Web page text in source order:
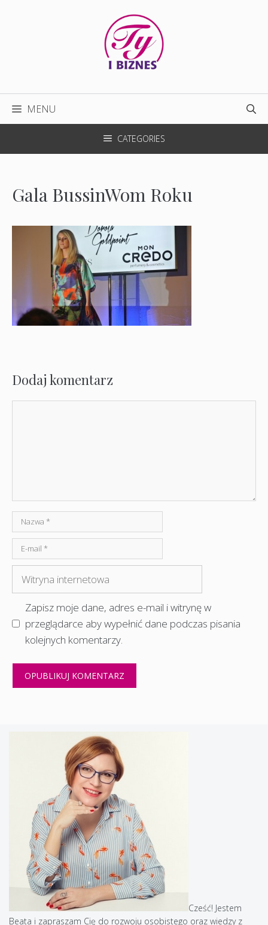
MENU
CATEGORIES
Gala BussinWom Roku
Dodaj komentarz
Nazwa
mail
internetowa
Zapisz moje dane, adres e-mail i witrynę w
przeglądarce aby wypełnić dane podczas pisania
kolejnych komentarzy.
Cześć! Jestem
Beata i zapraszam Cię do rozwoju osobistego oraz wiedzy z